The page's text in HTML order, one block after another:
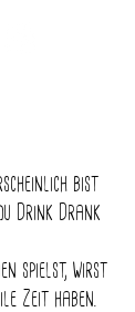
bist
Drink Drank
spielst, wirst
Zeit haben.